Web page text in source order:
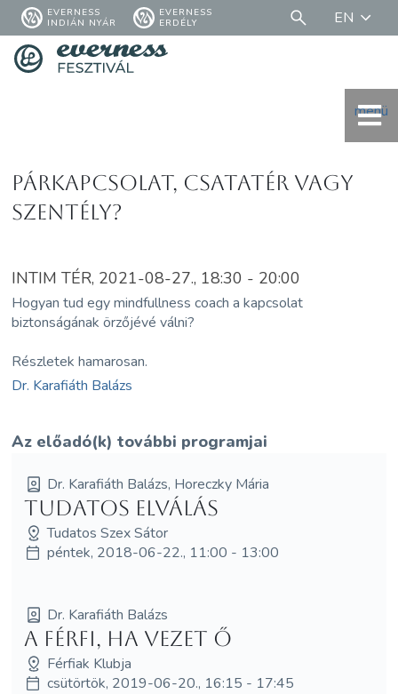
EVERNESS
INDIÁN NYÁR
EVERNESS
ERDÉLY
EN
menü
Párkapcsolat, csatatér vagy
szentély?
INTIM TÉR, 2021-08-27., 18:30 - 20:00
Hogyan tud egy mindfullness coach a kapcsolat
biztonságának örzőjévé válni?
Részletek hamarosan.
Dr. Karafiáth Balázs
Az előadó(k) további programjai
Dr. Karafiáth Balázs, Horeczky Mária
Tudatos elválás
Tudatos Szex Sátor
péntek, 2018-06-22., 11:00 - 13:00
Dr. Karafiáth Balázs
A férfi, ha vezet ő
Férfiak Klubja
csütörtök, 2019-06-20., 16:15 - 17:45